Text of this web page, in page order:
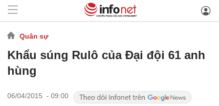
Quân sự
Khẩu súng Rulô của Đại đội 61 anh
hùng
06/04/2015 - 09:00